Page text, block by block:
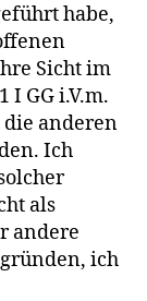
habe,
Sicht im
GG i.V.m.
die anderen
Ich
als
andere
ich